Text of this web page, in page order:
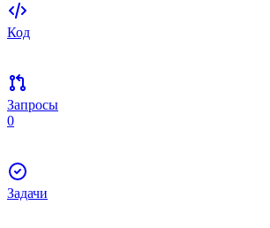
Код
Запросы
0
Задачи